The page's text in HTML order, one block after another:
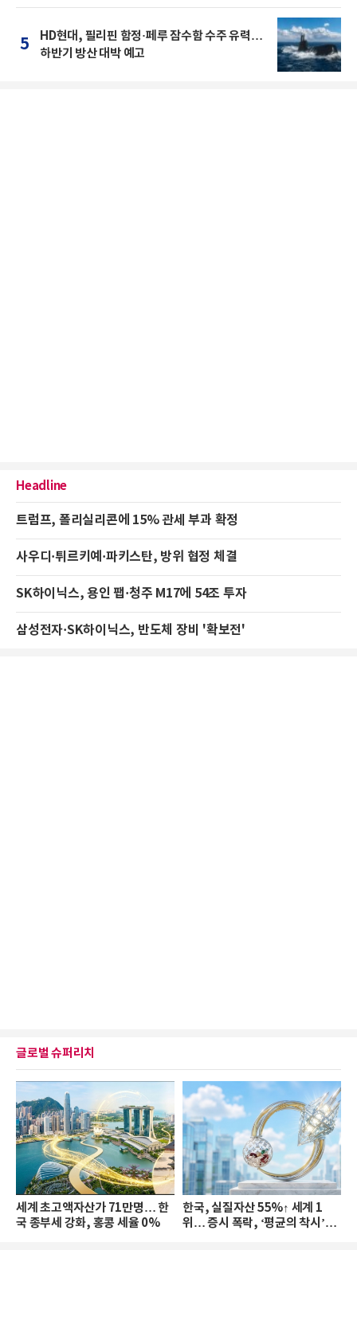
5
HD현대, 필리핀 함정·페루 잠수함 수주 유력…
하반기 방산 대박 예고
Headline
트럼프, 폴리실리콘에 15% 관세 부과 확정
사우디·튀르키예·파키스탄, 방위 협정 체결
SK하이닉스, 용인 팹·청주 M17에 54조 투자
삼성전자·SK하이닉스, 반도체 장비 '확보전'
글로벌 슈퍼리치
세계 초고액자산가 71만명… 한
국 종부세 강화, 홍콩 세율 0%
한국, 실질자산 55%↑ 세계 1
위… 증시 폭락, ‘평균의 착시’와